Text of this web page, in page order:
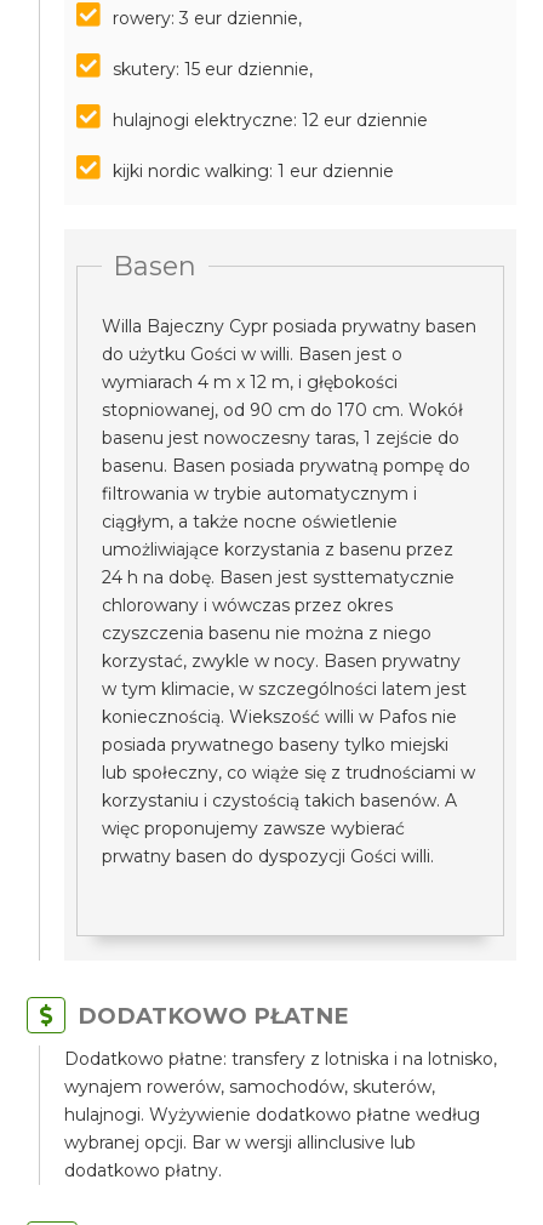
rowery: 3 eur dziennie,
skutery: 15 eur dziennie,
hulajnogi elektryczne: 12 eur dziennie
kijki nordic walking: 1 eur dziennie
Basen
Willa Bajeczny Cypr posiada prywatny basen
do użytku Gości w willi. Basen jest o
wymiarach 4 m x 12 m, i głębokości
stopniowanej, od 90 cm do 170 cm. Wokół
basenu jest nowoczesny taras, 1 zejście do
basenu. Basen posiada prywatną pompę do
filtrowania w trybie automatycznym i
ciągłym, a także nocne oświetlenie
umożliwiające korzystania z basenu przez
24 h na dobę. Basen jest systtematycznie
chlorowany i wówczas przez okres
czyszczenia basenu nie można z niego
korzystać, zwykle w nocy. Basen prywatny
w tym klimacie, w szczególności latem jest
koniecznością. Wiekszość willi w Pafos nie
posiada prywatnego baseny tylko miejski
lub społeczny, co wiąże się z trudnościami w
korzystaniu i czystością takich basenów. A
więc proponujemy zawsze wybierać
prwatny basen do dyspozycji Gości willi.
DODATKOWO PŁATNE
Dodatkowo płatne: transfery z lotniska i na lotnisko,
wynajem rowerów, samochodów, skuterów,
hulajnogi. Wyżywienie dodatkowo płatne według
wybranej opcji. Bar w wersji allinclusive lub
dodatkowo płatny.